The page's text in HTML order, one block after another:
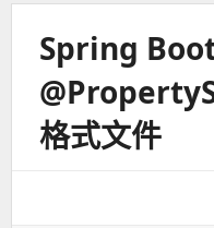
Spring
格式文件